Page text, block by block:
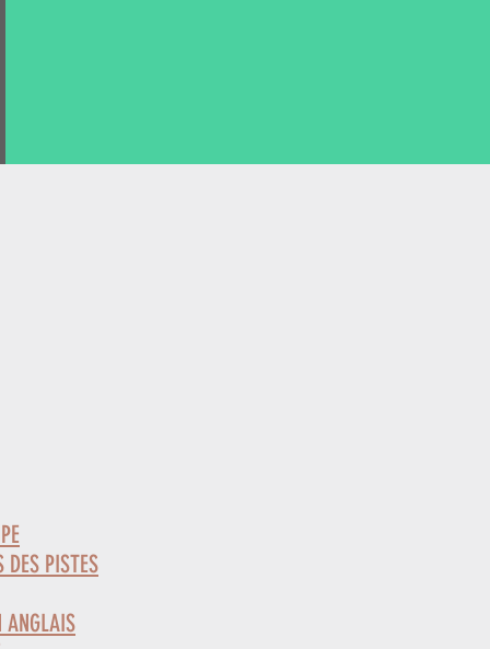
DES PISTES
ANGLAIS